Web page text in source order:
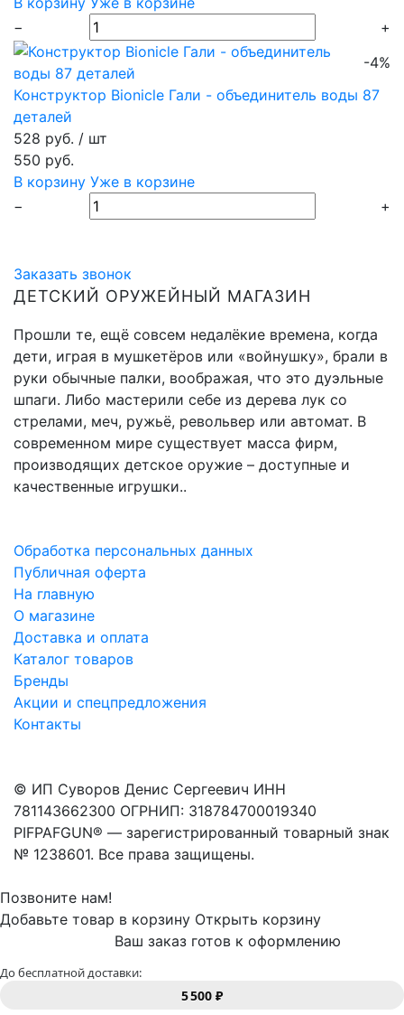
−
+
-4%
Конструктор Bionicle Гали - объединитель воды 87
деталей
528 руб. / шт
550 руб.
В корзину Уже в корзине
−
+
Заказать звонок
ДЕТСКИЙ ОРУЖЕЙНЫЙ МАГАЗИН
Прошли те, ещё совсем недалёкие времена, когда
дети, играя в мушкетёров или «войнушку», брали в
руки обычные палки, воображая, что это дуэльные
шпаги. Либо мастерили себе из дерева лук со
стрелами, меч, ружьё, револьвер или автомат. В
современном мире существует масса фирм,
производящих детское оружие – доступные и
качественные игрушки..
Обработка персональных данных
Публичная оферта
На главную
О магазине
Доставка и оплата
Каталог товаров
Бренды
Акции и спецпредложения
Контакты
© ИП Суворов Денис Сергеевич ИНН
781143662300 ОГРНИП: 318784700019340
PIFPAFGUN® — зарегистрированный товарный знак
№ 1238601. Все права защищены.
Позвоните нам!
Добавьте товар в корзину Открыть корзину
Ваш заказ готов к оформлению
До бесплатной доставки:
5 500 ₽